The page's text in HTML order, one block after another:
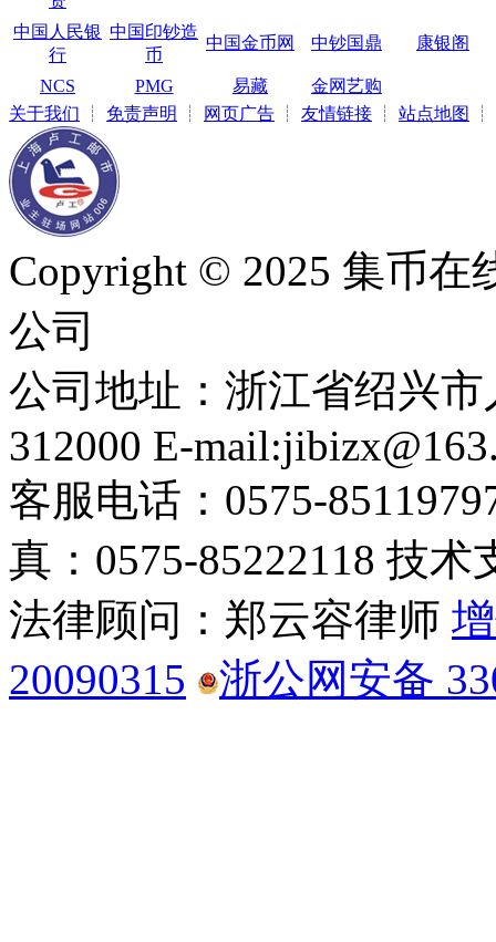
中国人民银
行
中国印钞造
币
中国金币网 中钞国鼎 康银阁
NCS PMG 易藏
金网艺购
关于我们 ┊ 免责声明 ┊ 网页广告 ┊ 友情链接 ┊ 站点地图 ┊
Copyright © 2025 集币在
公司
公司地址：浙江省绍兴
312000 E-
客服电话：0575-
真：0575-85222118 技术
法律顾问：郑云容律师
20090315
浙公网安备